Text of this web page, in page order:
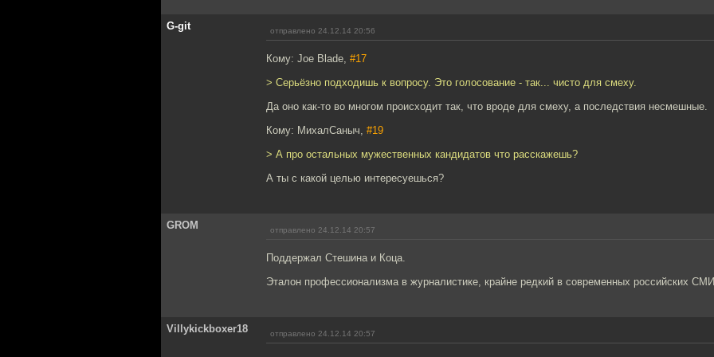
G-git отправлено 24.12.14 20:56
Кому: Joe Blade, #17
> Серьёзно подходишь к вопросу. Это голосование - так... чисто для смеху.
Да оно как-то во многом происходит так, что вроде для смеху, а последствия несмешные.
Кому: МихалСаныч, #19
> А про остальных мужественных кандидатов что расскажешь?
А ты с какой целью интересуешься?
GROM отправлено 24.12.14 20:57
Поддержал Стешина и Коца.
Эталон профессионализма в журналистике, крайне редкий в современных российских
Villykickboxer18 отправлено 24.12.14 20:57